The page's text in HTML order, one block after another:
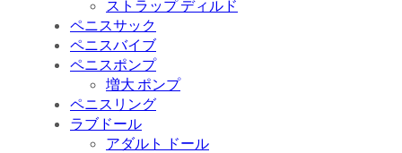
ストラップ ディルド
ペニスサック
ペニスバイブ
ペニスポンプ
増大 ポンプ
ペニスリング
ラブドール
アダルト ドール